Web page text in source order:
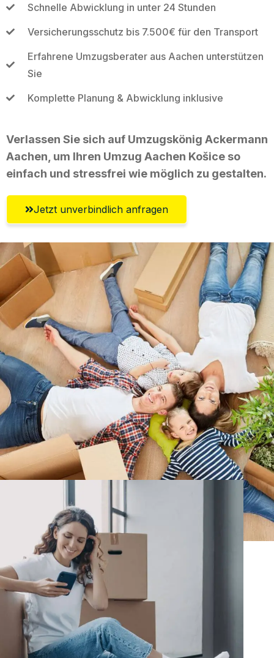
Schnelle Abwicklung in unter 24 Stunden
Versicherungsschutz bis 7.500€ für den Transport
Erfahrene Umzugsberater aus Aachen unterstützen
Sie
Komplette Planung & Abwicklung inklusive
Verlassen Sie sich auf Umzugskönig Ackermann
Aachen, um Ihren Umzug Aachen Košice so
einfach und stressfrei wie möglich zu gestalten.
Jetzt unverbindlich anfragen